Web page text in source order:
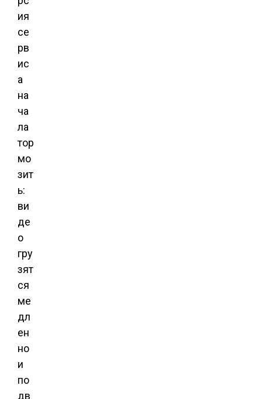
ия
се
рв
ис
а
на
ча
ла
тор
мо
зит
ь:
ви
де
о
гру
зят
ся
ме
дл
ен
но
и
по
дв